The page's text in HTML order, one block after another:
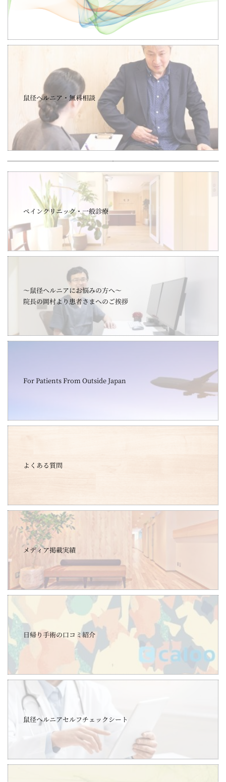
鼠径ヘルニア・無料相談
ペインクリニック・一般診療
～鼠径ヘルニアにお悩みの方へ～
院長の岡村より患者さまへのご挨拶
For Patients From Outside Japan
よくある質問
メディア掲載実績
日帰り手術の口コミ紹介
鼠径ヘルニアセルフチェックシート